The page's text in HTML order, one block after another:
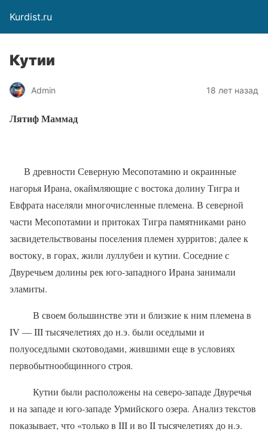
Kurdist.ru
Кутии
Admin 18 лет назад
Лятиф Маммад
В древности Северную Месопотамию и окраинные
нагорья Ирана, окаймляющие с востока долину Тигра и
Евфрата населяли многочисленные племена. В северной
части Месопотамии и притоках Тигра памятниками рано
засвидетельствованы поселения племен хурритов; далее к
востоку, в горах, жили луллубеи и кутии. Соседние с
Двуречьем долины рек юго-западного Ирана занимали
эламиты.
В своем большинстве эти и близкие к ним племена в
IV —IIIтысячелетиях до н.э. были оседлыми и
полуоседлыми скотоводами, жившими еще в условиях
первобытнообщинного строя.
Кутии были расположены на северо-западе Двуречья
и на западе и юго-западе Урмийского озера. Анализ текстов
показывает, что «только в IIIи воIIтысячелетиях до н.э.